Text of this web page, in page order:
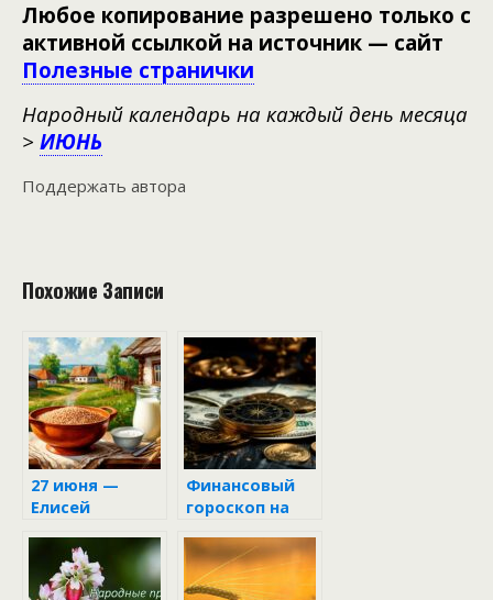
Любое копирование разрешено только с
активной ссылкой на источник — сайт
Полезные странички
Народный календарь на каждый день месяца
> ИЮНЬ
Поддержать автора
Похожие Записи
27 июня —
Елисей
Финансовый
гороскоп на
22 июня 2025